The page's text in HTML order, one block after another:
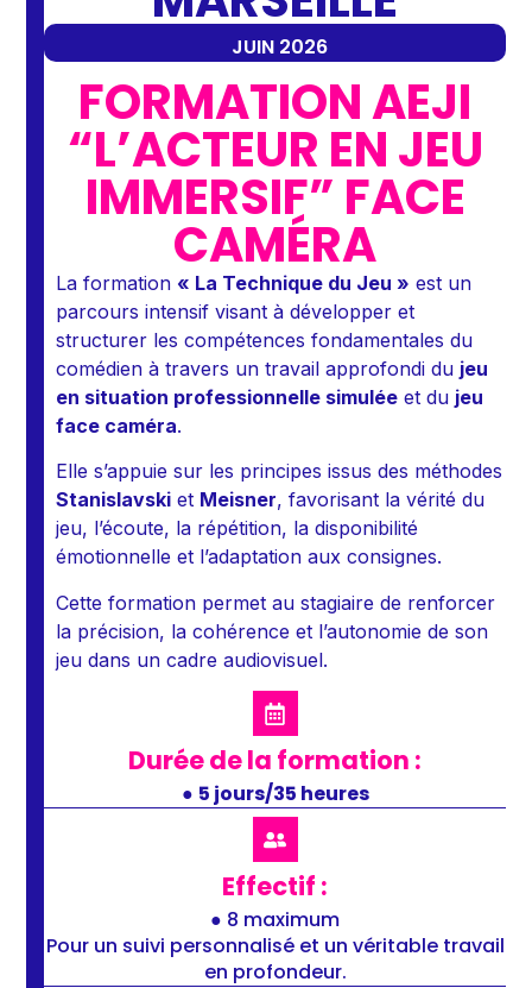
JUIN 2026
FORMATION AEJI
“L’ACTEUR EN JEU
IMMERSIF” FACE
CAMÉRA
La formation « La Technique du Jeu » est un
parcours intensif visant à développer et
structurer les compétences fondamentales du
comédien à travers un travail approfondi du jeu
en situation professionnelle simulée et du jeu
face caméra.
Elle s’appuie sur les principes issus des méthodes
Stanislavski et Meisner, favorisant la vérité du
jeu, l’écoute, la répétition, la disponibilité
émotionnelle et l’adaptation aux consignes.
Cette formation permet au stagiaire de renforcer
la précision, la cohérence et l’autonomie de son
jeu dans un cadre audiovisuel.
Durée de la formation :
● 5 jours/35 heures
Effectif :
● 8 maximum
Pour un suivi personnalisé et un véritable travail
en profondeur.